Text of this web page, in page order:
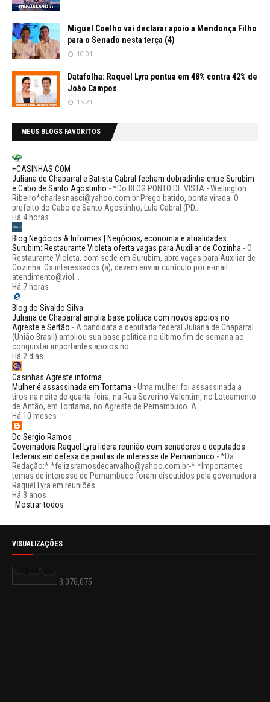
Miguel Coelho vai declarar apoio a Mendonça Filho
para o Senado nesta terça (4)
10:01
Datafolha: Raquel Lyra pontua em 48% contra 42% de
João Campos
15:21
MEUS BLOGS FAVORITOS
+CASINHAS.COM
Juliana de Chaparral e Batista Cabral fecham dobradinha entre Surubim
e Cabo de Santo Agostinho -*Do BLOG PONTO DE VISTA - Wellington
Ribeiro*charlesnasci@yahoo.com.br Prego batido, ponta virada. O
prefeito do Cabo de Santo Agostinho, Lula Cabral (PD...
Há 4 horas
Blog Negócios & Informes | Negócios, economia e atualidades.
Surubim: Restaurante Violeta oferta vagas para Auxiliar de Cozinha -O
Restaurante Violeta, com sede em Surubim, abre vagas para Auxiliar de
Cozinha. Os interessados (a), devem enviar currículo por e-mail:
atendimento@viol...
Há 7 horas
Blog do Sivaldo Silva
Juliana de Chaparral amplia base política com novos apoios no
Agreste e Sertão - A candidata a deputada federal Juliana de Chaparral
(União Brasil) ampliou sua base política no último fim de semana ao
conquistar importantes apoios no ...
Há 2 dias
Casinhas Agreste informa.
Mulher é assassinada em Toritama -Uma mulher foi assassinada a
tiros na noite de quarta-feira, na Rua Severino Valentim, no Loteamento
de Antão, em Toritama, no Agreste de Pernambuco. A...
Há 10 meses
Dc Sergio Ramos
Governadora Raquel Lyra lidera reunião com senadores e deputados
federais em defesa de pautas de interesse de Pernambuco -*Da
Redação:* *felizsramosdecarvalho@yahoo.com.br-* *Importantes
temas de interesse de Pernambuco foram discutidos pela governadora
Raquel Lyra em reuniões ...
Há 3 anos
Mostrar todos
VISUALIZAÇÕES
3,076,075